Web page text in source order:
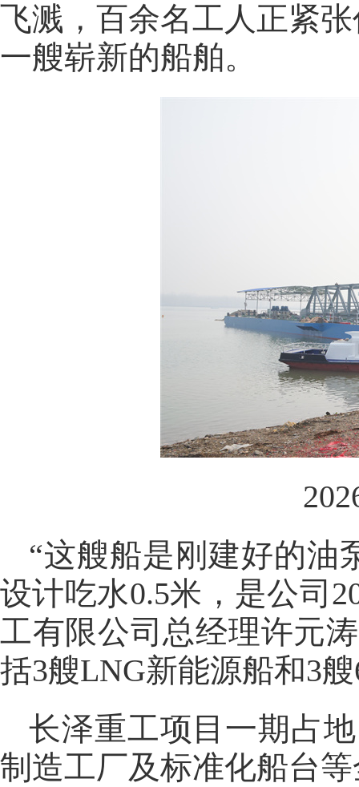
飞溅，百余名工人正紧
一艘崭新的船舶。
“这艘船是刚建好的油
设计吃水0.5米，是公司
工有限公司总经理许元
括3艘LNG新能源船和3
长泽重工项目一期占
制造工厂及标准化船台